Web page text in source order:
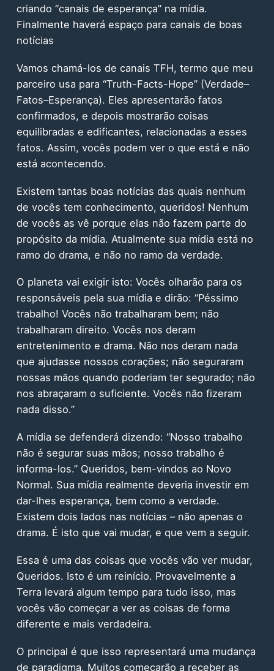
criando “canais de esperança” na mídia.
Finalmente haverá espaço para canais de boas
notícias
Vamos chamá-los de canais TFH, termo que meu
parceiro usa para “Truth-Facts-Hope” (Verdade–
Fatos–Esperança). Eles apresentarão fatos
confirmados, e depois mostrarão coisas
equilibradas e edificantes, relacionadas a esses
fatos. Assim, vocês podem ver o que está e não
está acontecendo.
Existem tantas boas notícias das quais nenhum
de vocês tem conhecimento, queridos! Nenhum
de vocês as vê porque elas não fazem parte do
propósito da mídia. Atualmente sua mídia está no
ramo do drama, e não no ramo da verdade.
O planeta vai exigir isto: Vocês olharão para os
responsáveis pela sua mídia e dirão: “Péssimo
trabalho! Vocês não trabalharam bem; não
trabalharam direito. Vocês nos deram
entretenimento e drama. Não nos deram nada
que ajudasse nossos corações; não seguraram
nossas mãos quando poderiam ter segurado; não
nos abraçaram o suficiente. Vocês não fizeram
nada disso.”
A mídia se defenderá dizendo: “Nosso trabalho
não é segurar suas mãos; nosso trabalho é
informa-los.” Queridos, bem-vindos ao Novo
Normal. Sua mídia realmente deveria investir em
dar-lhes esperança, bem como a verdade.
Existem dois lados nas notícias – não apenas o
drama. É isto que vai mudar, e que vem a seguir.
Essa é uma das coisas que vocês vão ver mudar,
Queridos. Isto é um reinício. Provavelmente a
Terra levará algum tempo para tudo isso, mas
vocês vão começar a ver as coisas de forma
diferente e mais verdadeira.
O principal é que isso representará uma mudança
de paradigma. Muitos começarão a receber as